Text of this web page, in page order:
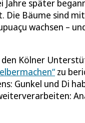
Jahre später
Bäume sind
wachsen –
Kölner
zu
Gunkel und Di